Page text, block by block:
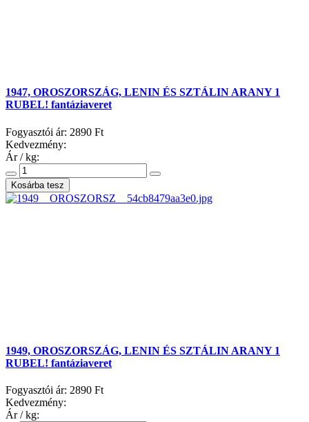
1947, OROSZORSZÁG, LENIN ÉS SZTÁLIN ARANY 1
RUBEL! fantáziaveret
Fogyasztói ár: 2890 Ft
Kedvezmény:
Ár / kg:
1949, OROSZORSZÁG, LENIN ÉS SZTÁLIN ARANY 1
RUBEL! fantáziaveret
Fogyasztói ár: 2890 Ft
Kedvezmény:
Ár / kg: